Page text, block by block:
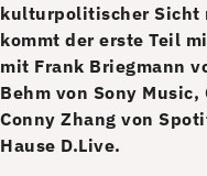
kulturpolitischer Sicht
kommt der erste Teil
mit Frank Briegmann
Behm von Sony Music,
Conny Zhang von
Hause D.Live.